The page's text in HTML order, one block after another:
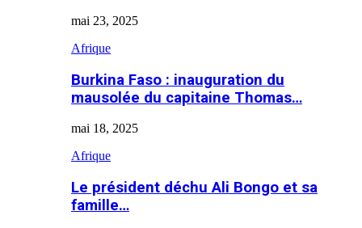
mai 23, 2025
Afrique
Burkina Faso : inauguration du
mausolée du capitaine Thomas…
mai 18, 2025
Afrique
Le président déchu Ali Bongo et sa
famille…